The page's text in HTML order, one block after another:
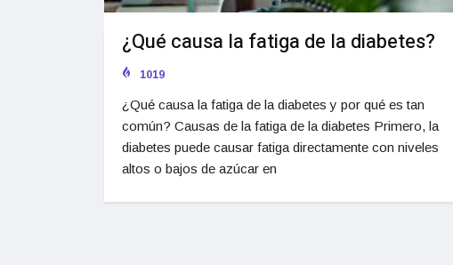
¿Qué causa la fatiga de la diabetes?
1019
¿Qué causa la fatiga de la diabetes y por qué es tan
común? Causas de la fatiga de la diabetes Primero, la
diabetes puede causar fatiga directamente con niveles
altos o bajos de azúcar en